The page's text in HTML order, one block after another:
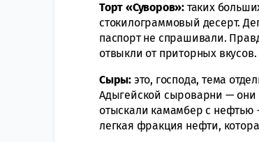
Торт «Суворов»: таких
стокилограммовый десерт.
паспорт не спрашивали.
отвыкли от приторных
Сыры: это, господа, тема
Адыгейской сыроварни — они
отыскали камамбер с нефтью
легкая фракция нефти,